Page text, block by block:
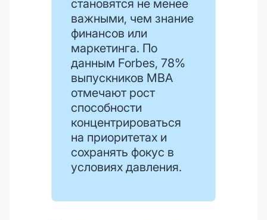
становятся не менее
важными, чем знание
финансов или
маркетинга. По
данным Forbes, 78%
выпускников MBA
отмечают рост
способности
концентрироваться
на приоритетах и
сохранять фокус в
условиях давления.